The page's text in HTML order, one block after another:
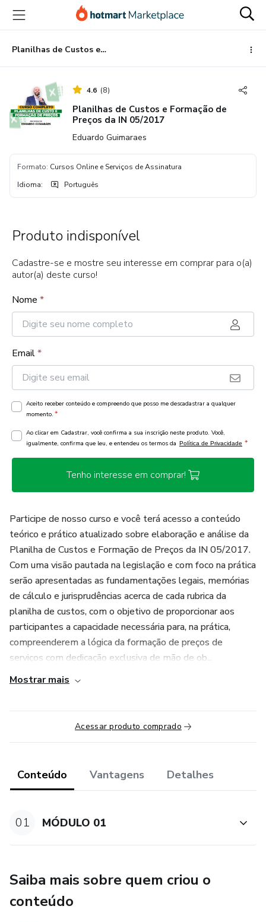
para
conteúdo
principal
para
pagamento
para
rodapé
Planilhas de Custos e Formação de Preços da IN 05/2017
4.6 (8)
Planilhas de Custos e Formação de
Preços da IN 05/2017
Eduardo Guimaraes
Formato: Cursos Online e Serviços de Assinatura
Idioma: Português
Produto indisponível
Cadastre-se e mostre seu interesse em comprar para o(a)
autor(a) deste curso!
Nome *
Email*
Aceito receber conteúdo e compreendo que posso me descadastrar a qualquer
momento. *
Ao clicar em Cadastrar, você confirma a sua inscrição neste produto. Você,
igualmente, confirma que leu, e entendeu os termos da Política de Privacidade *
Tenho interesse em comprar!
Participe de nosso curso e você terá acesso a conteúdo
teórico e prático atualizado sobre elaboração e análise da
Planilha de Custos e Formação de Preços da IN 05/2017.
Com uma visão pautada na legislação e com foco na prática
serão apresentadas as fundamentações legais, memórias
de cálculo e jurisprudências acerca de cada rubrica da
planilha de custos, com o objetivo de proporcionar aos
participantes a capacidade necessária para, na prática,
compreenderem a lógica da formação de preços de
serviços com dedicação exclusiva de mão de ob...
Mostrar mais
Acessar produto comprado
Conteúdo Vantagens Detalhes
01 MÓDULO 01
Saiba mais sobre quem criou o
conteúdo